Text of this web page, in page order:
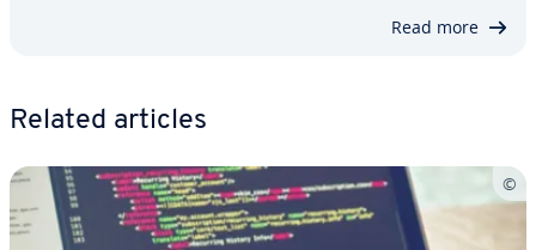
Read more
Related articles